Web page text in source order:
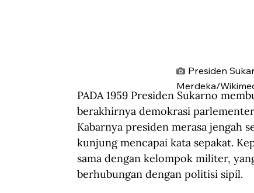
Presiden
Merdeka/
PADA 1959 Presiden Sukarno
berakhirnya demokrasi
Kabarnya presiden merasa jengah
kunjung mencapai kata sepakat.
sama dengan kelompok militer,
berhubungan dengan politisi sipil.